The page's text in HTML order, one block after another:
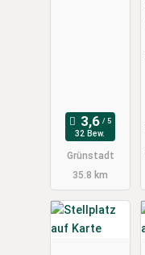
32 Bew.
Grünstadt
35.8 km